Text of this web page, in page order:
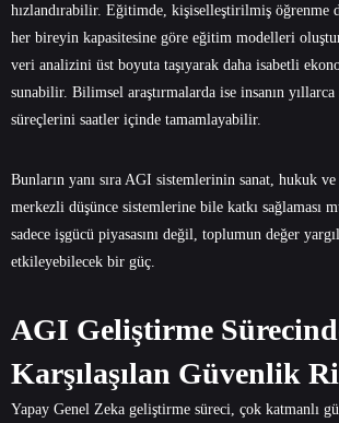
hızlandırabilir. Eğitimde, kişiselleştirilmiş öğrenme
her bireyin kapasitesine göre eğitim modelleri
veri analizini üst boyuta taşıyarak daha isabetli
sunabilir. Bilimsel araştırmalarda ise insanın
süreçlerini saatler içinde tamamlayabilir.
Bunların yanı sıra AGI sistemlerinin sanat, hukuk
merkezli düşünce sistemlerine bile katkı sağlaması
sadece işgücü piyasasını değil, toplumun değer
etkileyebilecek bir güç.
AGI Geliştirme
Karşılaşılan Güvenlik
Yapay Genel Zeka geliştirme süreci, çok katmanlı